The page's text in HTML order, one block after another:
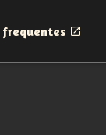
frequentes